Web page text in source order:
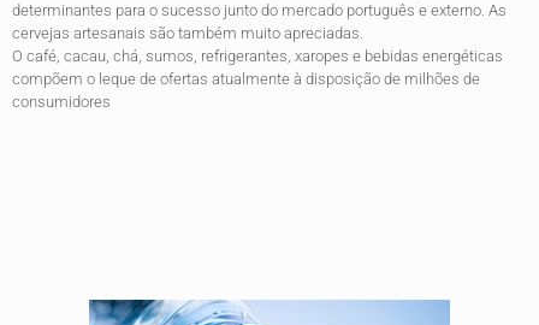
determinantes para o sucesso junto do mercado português e externo. As
cervejas artesanais são também muito apreciadas.
O café, cacau, chá, sumos, refrigerantes, xaropes e bebidas energéticas
compõem o leque de ofertas atualmente à disposição de milhões de
consumidores